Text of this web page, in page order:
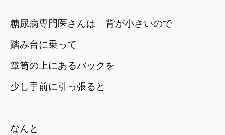
糖尿病専門医さんは　背が小さいので
踏み台に乗って
箪笥の上にあるバックを
少し手前に引っ張ると
なんと